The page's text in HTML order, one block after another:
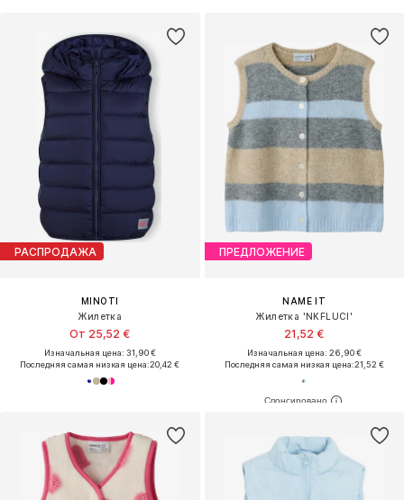
РАСПРОДАЖА
MINOTI
Жилетка
От 25,52 €
Изначальная цена: 31,90 €
Последняя самая низкая цена:20,42 €
ПРЕДЛОЖЕНИЕ
NAME IT
Жилетка 'NKFLUCI'
21,52 €
Изначальная цена: 26,90 €
Последняя самая низкая цена:21,52 €